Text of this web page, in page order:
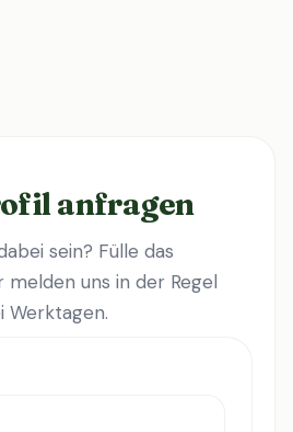
anfragen
sein? Fülle das
melden uns in der Regel
Werktagen.